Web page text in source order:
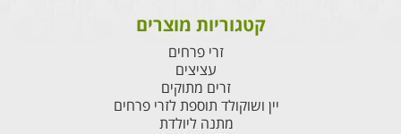
קטגוריות מוצרים
זרי פרחים
עציצים
זרים מתוקים
יין ושוקולד תוספת לזרי פרחים
מתנה ליולדת